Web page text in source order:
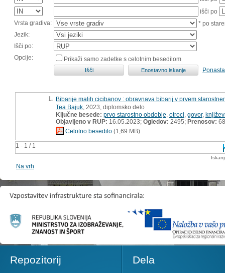
išči po
Vrsta gradiva:
* po
Jezik:
Išči po:
Opcije:
Prikaži samo zadetke s celotnim besedilom
1 - 1 / 1
1. Bibarije malih cicibanov : obravnava bibarij v prvem
Tea Bajuk , 2023, diplomsko delo
Ključne besede: prvo starostno obdobje otroci govor,
Objavljeno v RUP: 16.05.2023; Ogledov: 2495; Prenosov: 68
Celotno besedilo (1,69 MB)
Na vrh
Repozitorij Dela